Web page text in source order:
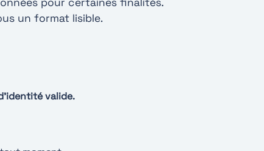
un format lisible.
valide.